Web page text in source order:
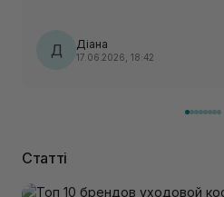
оксамитовий, так і хочеться
але без жирного блиску.
просто вау.
Д Діана
17.06.2026, 18:42
Статті